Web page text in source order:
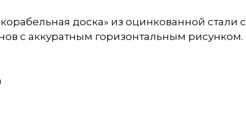
доска» из оцинкованной стали с
с аккуратным горизонтальным рисунком.